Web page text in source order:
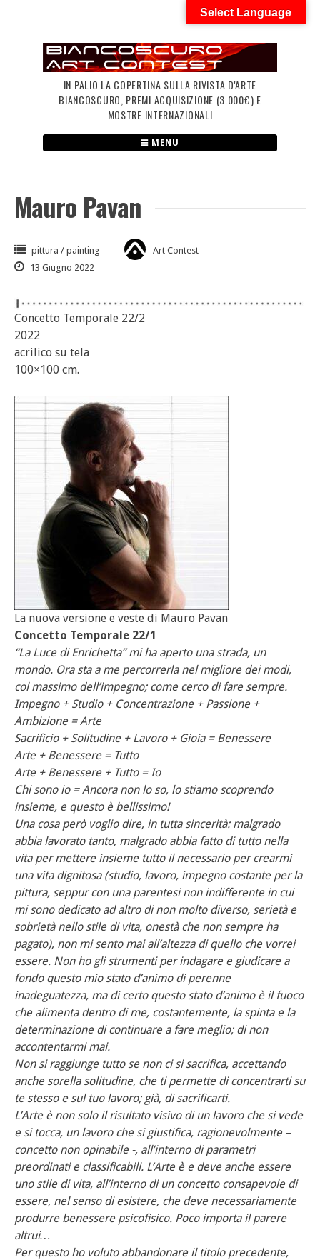
IN PALIO LA COPERTINA SULLA RIVISTA D'ARTE
BIANCOSCURO, PREMI ACQUISIZIONE (3.000€) E
MOSTRE INTERNAZIONALI
MENU
Mauro Pavan
pittura / painting
Art Contest
13 Giugno 2022
Concetto Temporale 22/2
2022
acrilico su tela
100×100 cm.
La nuova versione e veste di Mauro Pavan
Concetto Temporale 22/1
“La Luce di Enrichetta” mi ha aperto una strada, un
mondo. Ora sta a me percorrerla nel migliore dei modi,
col massimo dell’impegno; come cerco di fare sempre.
Impegno + Studio + Concentrazione + Passione +
Ambizione = Arte
Sacrificio + Solitudine + Lavoro + Gioia = Benessere
Arte + Benessere = Tutto
Arte + Benessere + Tutto = Io
Chi sono io = Ancora non lo so, lo stiamo scoprendo
insieme, e questo è bellissimo!
Una cosa però voglio dire, in tutta sincerità: malgrado
abbia lavorato tanto, malgrado abbia fatto di tutto nella
vita per mettere insieme tutto il necessario per crearmi
una vita dignitosa (studio, lavoro, impegno costante per la
pittura, seppur con una parentesi non indifferente in cui
mi sono dedicato ad altro di non molto diverso, serietà e
sobrietà nello stile di vita, onestà che non sempre ha
pagato), non mi sento mai all’altezza di quello che vorrei
essere. Non ho gli strumenti per indagare e giudicare a
fondo questo mio stato d’animo di perenne
inadeguatezza, ma di certo questo stato d’animo è il fuoco
che alimenta dentro di me, costantemente, la spinta e la
determinazione di continuare a fare meglio; di non
accontentarmi mai.
Non si raggiunge tutto se non ci si sacrifica, accettando
anche sorella solitudine, che ti permette di concentrarti su
te stesso e sul tuo lavoro; già, di sacrificarti.
L’Arte è non solo il risultato visivo di un lavoro che si vede
e si tocca, un lavoro che si giustifica, ragionevolmente –
concetto non opinabile -, all’interno di parametri
preordinati e classificabili. L’Arte è e deve anche essere
uno stile di vita, all’interno di un concetto consapevole di
essere, nel senso di esistere, che deve necessariamente
produrre benessere psicofisico. Poco importa il parere
altrui…
Per questo ho voluto abbandonare il titolo precedente,
Select Language